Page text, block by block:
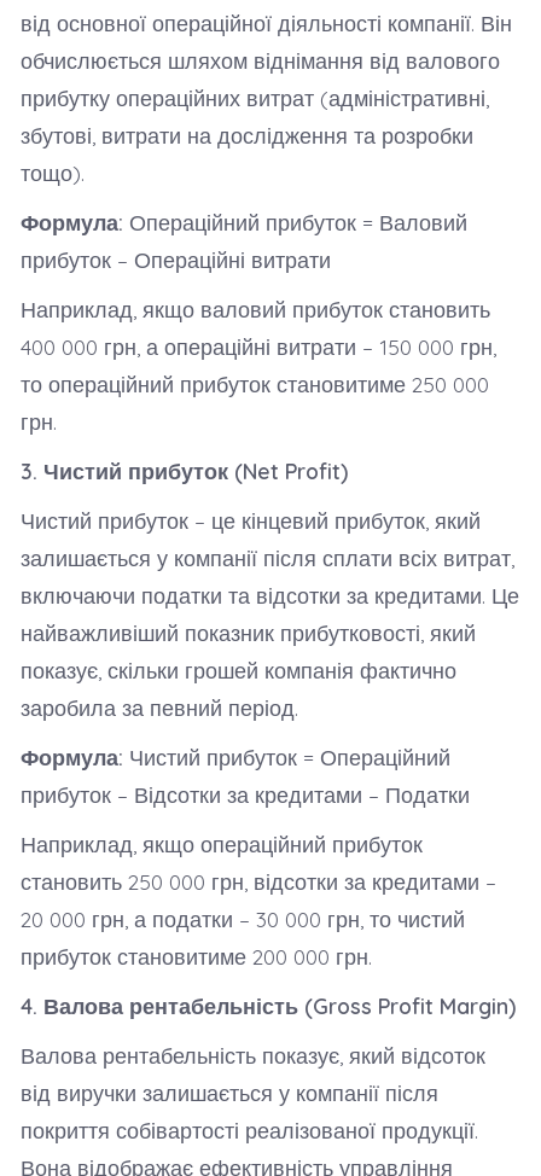
від основної операційної діяльності компанії. Він
обчислюється шляхом віднімання від валового
прибутку операційних витрат (адміністративні,
збутові, витрати на дослідження та розробки
тощо).
Формула: Операційний прибуток = Валовий
прибуток – Операційні витрати
Наприклад, якщо валовий прибуток становить
400 000 грн, а операційні витрати – 150 000 грн,
то операційний прибуток становитиме 250 000
грн.
3. Чистий прибуток (Net Profit)
Чистий прибуток – це кінцевий прибуток, який
залишається у компанії після сплати всіх витрат,
включаючи податки та відсотки за кредитами. Це
найважливіший показник прибутковості, який
показує, скільки грошей компанія фактично
заробила за певний період.
Формула: Чистий прибуток = Операційний
прибуток – Відсотки за кредитами – Податки
Наприклад, якщо операційний прибуток
становить 250 000 грн, відсотки за кредитами –
20 000 грн, а податки – 30 000 грн, то чистий
прибуток становитиме 200 000 грн.
4. Валова рентабельність (Gross Profit Margin)
Валова рентабельність показує, який відсоток
від виручки залишається у компанії після
покриття собівартості реалізованої продукції.
Вона відображає ефективність управління